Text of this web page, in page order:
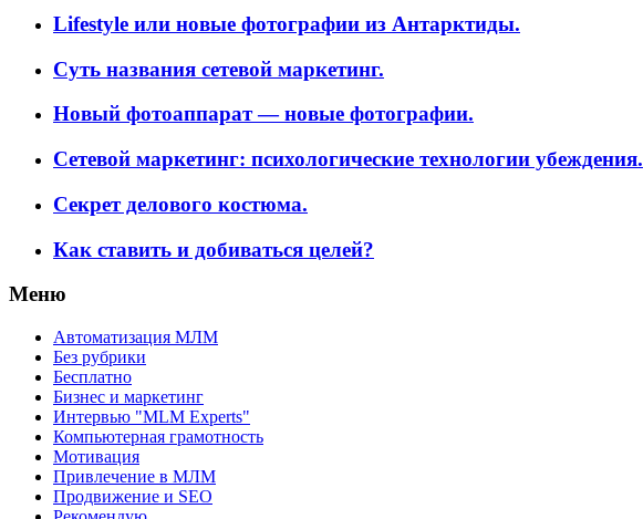
Lifestyle или новые фотографии из Антарктиды.
Суть названия сетевой маркетинг.
Новый фотоаппарат — новые фотографии.
Сетевой маркетинг: психологические технологии убеждения.
Секрет делового костюма.
Как ставить и добиваться целей?
Меню
Автоматизация МЛМ
Без рубрики
Бесплатно
Бизнес и маркетинг
Интервью "MLM Experts"
Компьютерная грамотность
Мотивация
Привлечение в МЛМ
Продвижение и SEO